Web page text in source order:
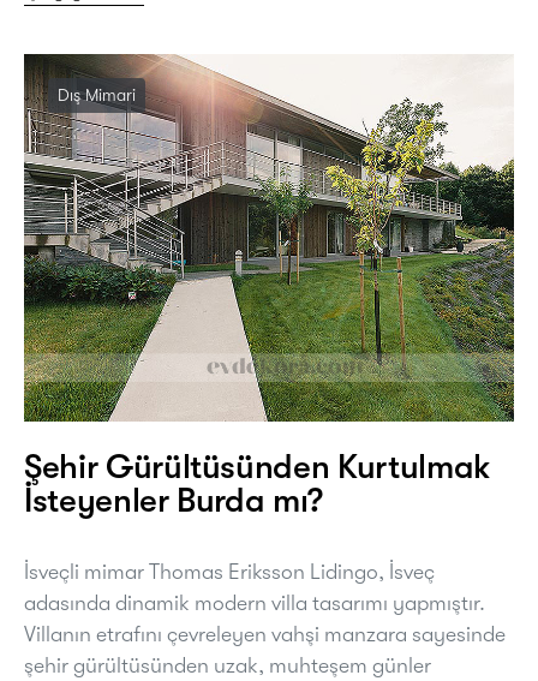
Dış Mimari
Şehir Gürültüsünden Kurtulmak
İsteyenler Burda mı?
İsveçli mimar Thomas Eriksson Lidingo, İsveç
adasında dinamik modern villa tasarımı yapmıştır.
Villanın etrafını çevreleyen vahşi manzara sayesinde
şehir gürültüsünden uzak, muhteşem günler